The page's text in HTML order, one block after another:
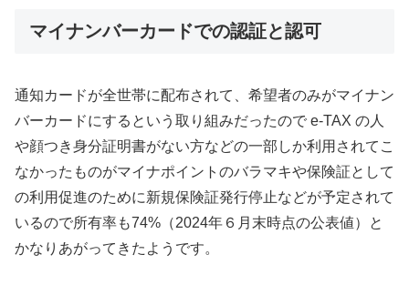
マイナンバーカードでの認証と認可
通知カードが全世帯に配布されて、希望者のみがマイナン
バーカードにするという取り組みだったので e-TAX の人
や顔つき身分証明書がない方などの一部しか利用されてこ
なかったものがマイナポイントのバラマキや保険証として
の利用促進のために新規保険証発行停止などが予定されて
いるので所有率も74%（2024年６月末時点の公表値）と
かなりあがってきたようです。